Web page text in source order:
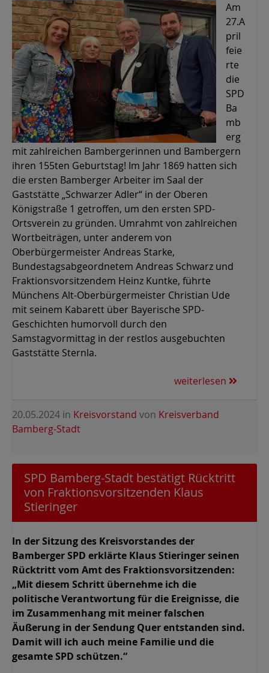
Am
27.A
pril
feie
rte
die
SPD
Ba
mb
erg
mit zahlreichen Bambergerinnen und Bambergern
ihren 155ten Geburtstag! Im Jahr 1869 hatten sich
die ersten Bamberger Arbeiter im Saal der
Gaststätte „Schwarzer Adler“ in der Oberen
Königstraße 1 getroffen, um den ersten SPD-
Ortsverein zu gründen. Umrahmt von zahlreichen
Wortbeiträgen, unter anderem von
Oberbürgermeister Andreas Starke,
Bundestagsabgeordnetem Andreas Schwarz und
Fraktionsvorsitzendem Heinz Kuntke, führte
Münchens Alt-Oberbürgermeister Christian Ude
mit seinem Kabarett über Bayerische SPD-
Geschichten humorvoll durch den
Samstagvormittag in der restlos ausgebuchten
Gaststätte Sternla.
weiterlesen
20.05.2024 in Kreisvorstand von Kreisverband
Bamberg-Stadt
SPD Bamberg-Stadt bestätigt Rücktritt
von Fraktionsvorsitzenden Klaus
Stieringer
In der Sitzung des Kreisvorstandes der
Bamberger SPD erklärte Klaus Stieringer seinen
Rücktritt vom Amt des Fraktionsvorsitzenden:
„Mit diesem Schritt übernehme ich die
politische Verantwortung für die Ereignisse, die
im Zusammenhang mit meiner falschen
Äußerung in der Sendung Quer entstanden sind.
Damit will ich auch meine Familie und die
gesamte SPD schützen.“